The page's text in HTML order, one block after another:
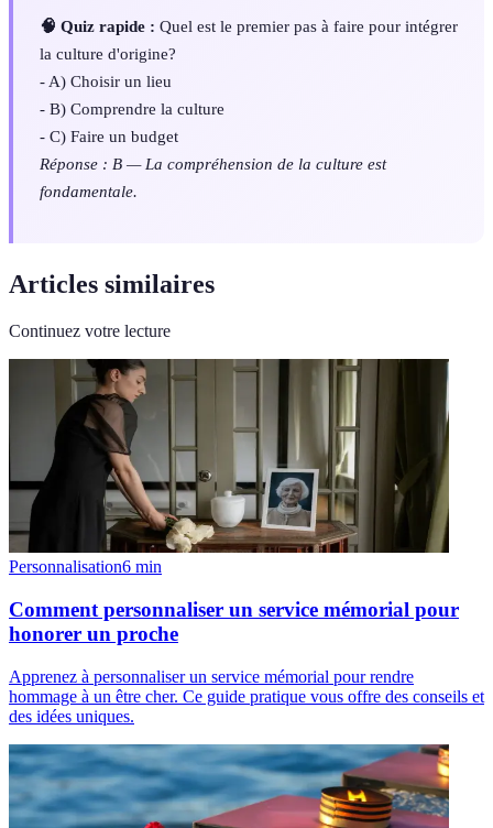
🧠 Quiz rapide : Quel est le premier pas à faire pour intégrer
la culture d'origine?
- A) Choisir un lieu
- B) Comprendre la culture
- C) Faire un budget
Réponse : B — La compréhension de la culture est
fondamentale.
Articles similaires
Continuez votre lecture
Personnalisation6 min
Comment personnaliser un service mémorial pour
honorer un proche
Apprenez à personnaliser un service mémorial pour rendre
hommage à un être cher. Ce guide pratique vous offre des conseils et
des idées uniques.